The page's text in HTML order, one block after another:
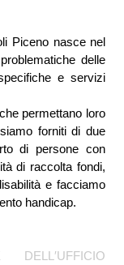
Piceno nasce nel
delle
e servizi
permettano loro
forniti di due
di persone con
di raccolta fondi,
e facciamo
handicap.